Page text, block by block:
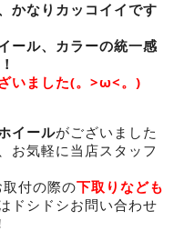
かなりカッコイイです
ール、カラーの統一感
いました(。>ω<。)
イールがございました
お気軽に当店スタッフ
付の際の下取りなども
ドシドシお問い合わせ